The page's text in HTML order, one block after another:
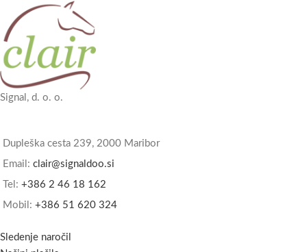
Signal, d. o. o.
Dupleška cesta 239, 2000 Maribor
Email: clair@signaldoo.si
Tel: +386 2 46 18 162
Mobil: +386 51 620 324
Sledenje naročil